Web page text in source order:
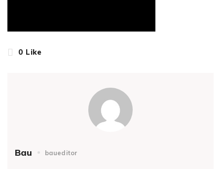
0 Like
Bau baueditor